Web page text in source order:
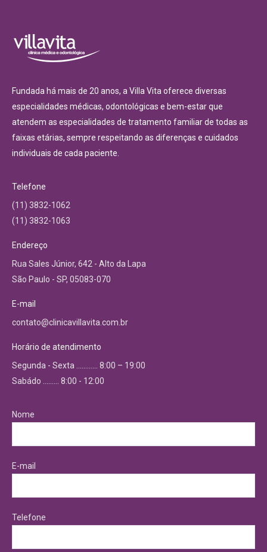
Fundada há mais de 20 anos, a Villa Vita oferece diversas
especialidades médicas, odontológicas e bem-estar que
atendem as especialidades de tratamento familiar de todas as
faixas etárias, sempre respeitando as diferenças e cuidados
individuais de cada paciente.
Telefone
(11) 3832-1062
(11) 3832-1063
Endereço
Rua Sales Júnior, 642 - Alto da Lapa
São Paulo - SP, 05083-070
E-mail
contato@clinicavillavita.com.br
Horário de atendimento
Segunda - Sexta ………… 8:00 – 19:00
Sabádo ……… 8:00 - 12:00
Nome
E-mail
Telefone